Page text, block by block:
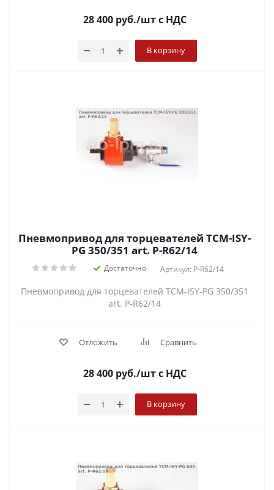
28 400 руб./штс НДС
В корзину
Пневмопривод для торцевателей TCM-ISY-
PG 350/351 art. P-R62/14
Достаточно Артикул: P-R62/14
Пневмопривод для торцевателей TCM-ISY-PG 350/351
art. P-R62/14
Отложить Сравнить
28 400 руб./штс НДС
В корзину